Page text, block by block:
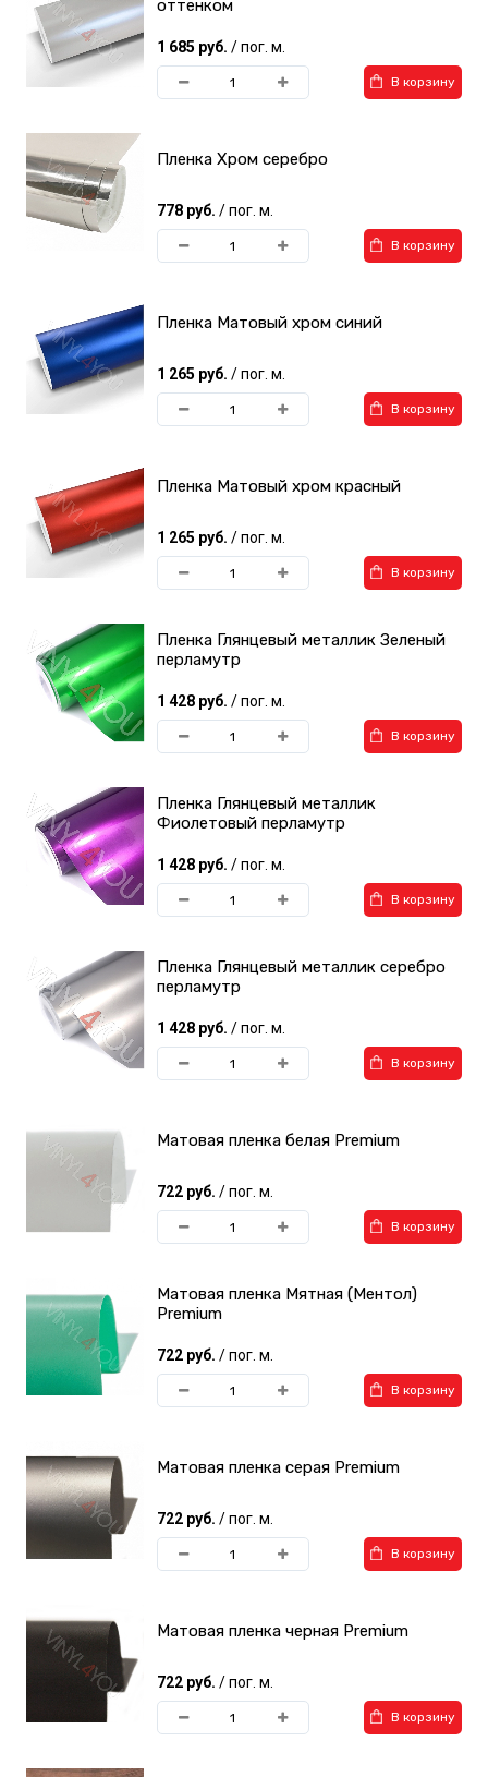
оттенком
1 685 руб. / пог. м.
В корзину
Пленка Хром серебро
778 руб. / пог. м.
В корзину
Пленка Матовый хром синий
1 265 руб. / пог. м.
В корзину
Пленка Матовый хром красный
1 265 руб. / пог. м.
В корзину
Пленка Глянцевый металлик Зеленый
перламутр
1 428 руб. / пог. м.
В корзину
Пленка Глянцевый металлик
Фиолетовый перламутр
1 428 руб. / пог. м.
В корзину
Пленка Глянцевый металлик серебро
перламутр
1 428 руб. / пог. м.
В корзину
Матовая пленка белая Premium
722 руб. / пог. м.
В корзину
Матовая пленка Мятная (Ментол)
Premium
722 руб. / пог. м.
В корзину
Матовая пленка серая Premium
722 руб. / пог. м.
В корзину
Матовая пленка черная Premium
722 руб. / пог. м.
В корзину